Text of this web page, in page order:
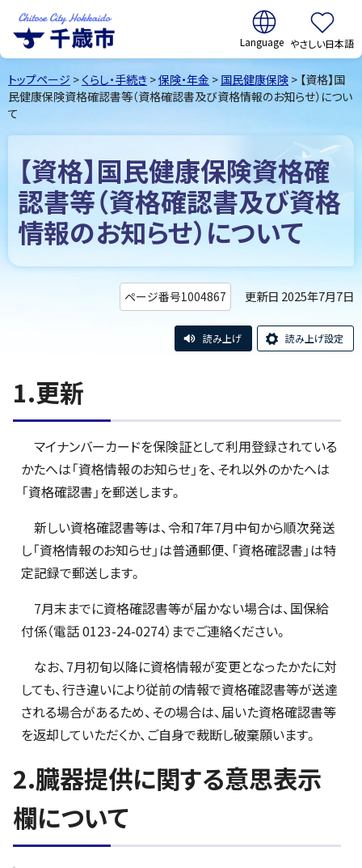
千歳市Chitose
City Hokkaido
翻訳:
やさしい日本語
トップページ > くらし・手続き >保険・年金 > 国民健康保険 > 【資格】国
民健康保険資格確認書等（資格確認書及び資格情報のお知らせ）につい
て
【資格】国民健康保険資格確
認書等（資格確認書及び資格
情報のお知らせ）について
ページ番号1004867 更新日 2025年7月7日
読み上げ 読み上げ設定
1.更新
マイナンバーカードを保険証として利用登録されている
かたへは「資格情報のお知らせ」を、それ以外のかたへは
「資格確認書」を郵送します。
新しい資格確認書等は、令和7年7月中旬から順次発送
し「資格情報のお知らせ」は普通郵便、「資格確認書」は特
定記録で郵送します。
7月末までに資格確認書等が届かない場合は、国保給
付係（電話 0123-24-0274）までご連絡ください。
なお、7月初旬以降に資格情報が変更となったかたに対
しても、行き違いにより従前の情報で資格確認書等が送達
される場合があるため、その場合は、届いた資格確認書等
を返却していただくか、ご自身で裁断し破棄願います。
2.臓器提供に関する意思表示
欄について